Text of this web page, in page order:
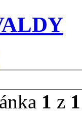
1 z 1